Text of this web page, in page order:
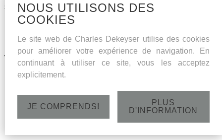
soprano Inez Carsauw, tenor Denzil Delaere, bariton Joris
Derder en basse Charles Dekeyser
Programme : Vaughan Williams, Britten, Parry, Elgar...
Vendredi 29 janvier 2021 - St.Gerofkerk Drongen - 20h
NOUS UTILISONS DES
COOKIES
Le site web de Charles Dekeyser utilise des cookies
pour améliorer votre expérience de navigation. En
continuant à utiliser ce site, vous les acceptez
explicitement.
JE COMPRENDS!
PLUS
D'INFORMATION